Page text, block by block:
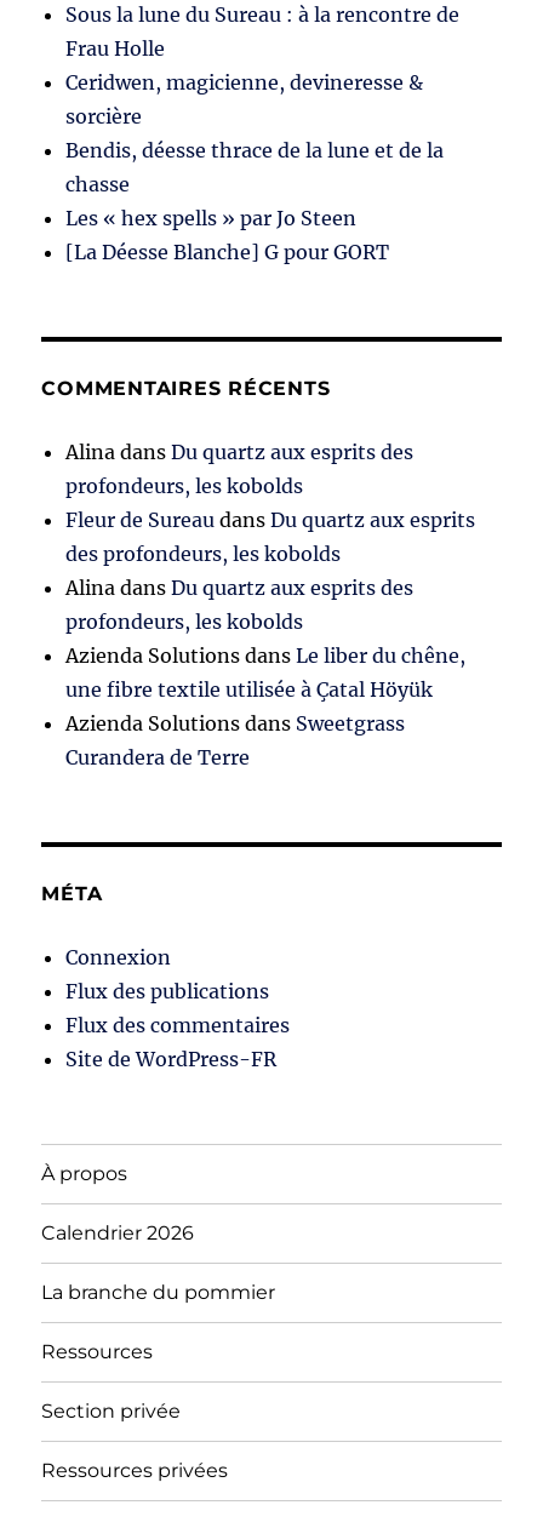
Sous la lune du Sureau : à la rencontre de
Frau Holle
Ceridwen, magicienne, devineresse &
sorcière
Bendis, déesse thrace de la lune et de la
chasse
Les « hex spells » par Jo Steen
[La Déesse Blanche] G pour GORT
COMMENTAIRES RÉCENTS
Alina dansDu quartz aux esprits des
profondeurs, les kobolds
Fleur de Sureau dansDu quartz aux esprits
des profondeurs, les kobolds
Alina dansDu quartz aux esprits des
profondeurs, les kobolds
Azienda Solutions dansLe liber du chêne,
une fibre textile utilisée à Çatal Höyük
Azienda Solutions dans Sweetgrass
Curandera de Terre
MÉTA
Connexion
Flux des publications
Flux des commentaires
Site de WordPress-FR
À propos
Calendrier 2026
La branche du pommier
Ressources
Section privée
Ressources privées